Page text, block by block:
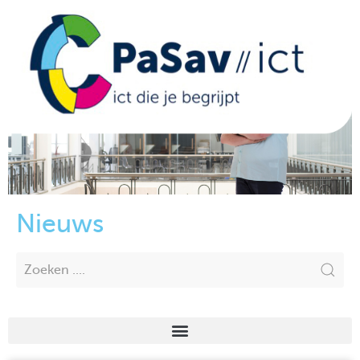
Nieuws